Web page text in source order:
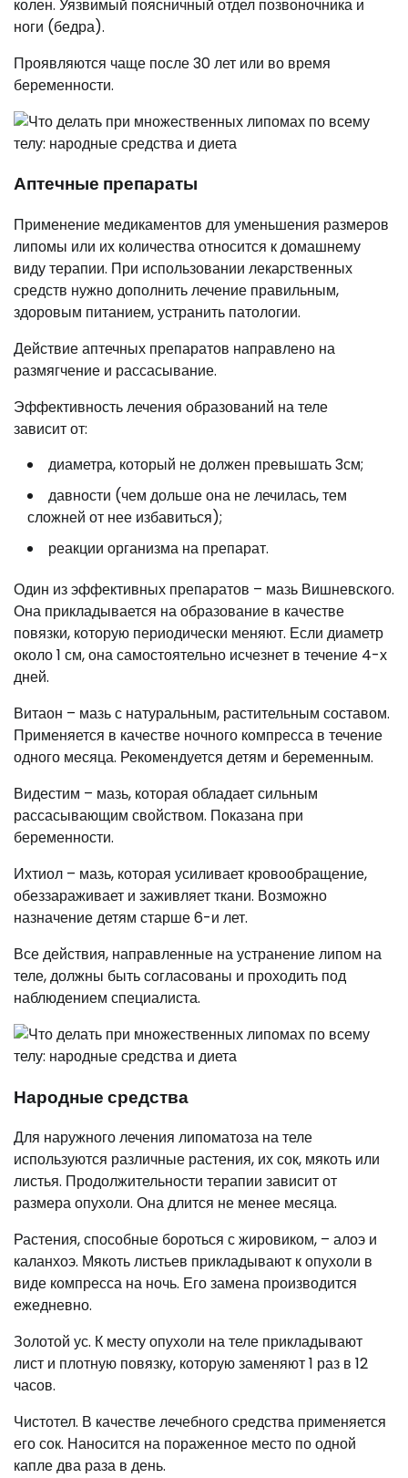
колен. Уязвимый поясничный отдел позвоночника и
ноги (бедра).
Проявляются чаще после 30 лет или во время
беременности.
Аптечные препараты
Применение медикаментов для уменьшения размеров
липомы или их количества относится к домашнему
виду терапии. При использовании лекарственных
средств нужно дополнить лечение правильным,
здоровым питанием, устранить патологии.
Действие аптечных препаратов направлено на
размягчение и рассасывание.
Эффективность лечения образований на теле
зависит от:
диаметра, который не должен превышать 3см;
давности (чем дольше она не лечилась, тем
сложней от нее избавиться);
реакции организма на препарат.
Один из эффективных препаратов – мазь Вишневского.
Она прикладывается на образование в качестве
повязки, которую периодически меняют. Если диаметр
около 1 см, она самостоятельно исчезнет в течение 4-х
дней.
Витаон – мазь с натуральным, растительным составом.
Применяется в качестве ночного компресса в течение
одного месяца. Рекомендуется детям и беременным.
Видестим – мазь, которая обладает сильным
рассасывающим свойством. Показана при
беременности.
Ихтиол – мазь, которая усиливает кровообращение,
обеззараживает и заживляет ткани. Возможно
назначение детям старше 6-и лет.
Все действия, направленные на устранение липом на
теле, должны быть согласованы и проходить под
наблюдением специалиста.
Народные средства
Для наружного лечения липоматоза на теле
используются различные растения, их сок, мякоть или
листья. Продолжительности терапии зависит от
размера опухоли. Она длится не менее месяца.
Растения, способные бороться с жировиком, – алоэ и
каланхоэ. Мякоть листьев прикладывают к опухоли в
виде компресса на ночь. Его замена производится
ежедневно.
Золотой ус. К месту опухоли на теле прикладывают
лист и плотную повязку, которую заменяют 1 раз в 12
часов.
Чистотел. В качестве лечебного средства применяется
его сок. Наносится на пораженное место по одной
капле два раза в день.